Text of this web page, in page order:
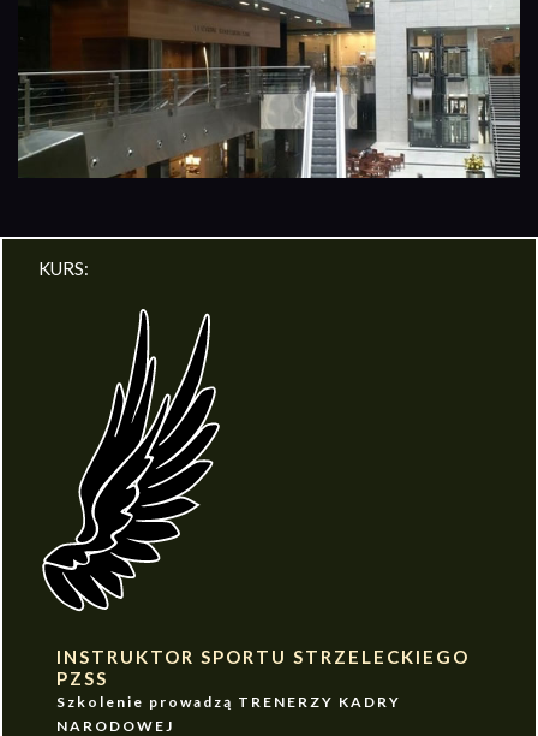
KURS:
INSTRUKTOR SPORTU STRZELECKIEGO
PZSS
Szkolenie prowadzą TRENERZY KADRY
NARODOWEJ